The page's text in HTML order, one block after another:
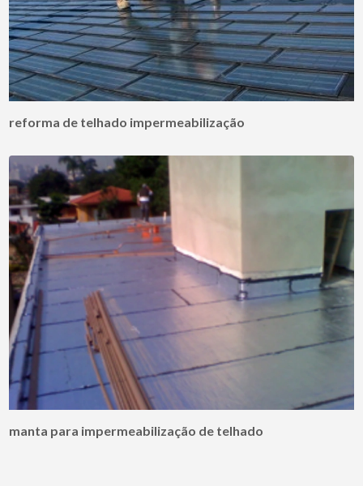
reforma de telhado impermeabilização
manta para impermeabilização de telhado